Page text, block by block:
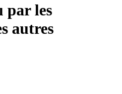
par les
autres